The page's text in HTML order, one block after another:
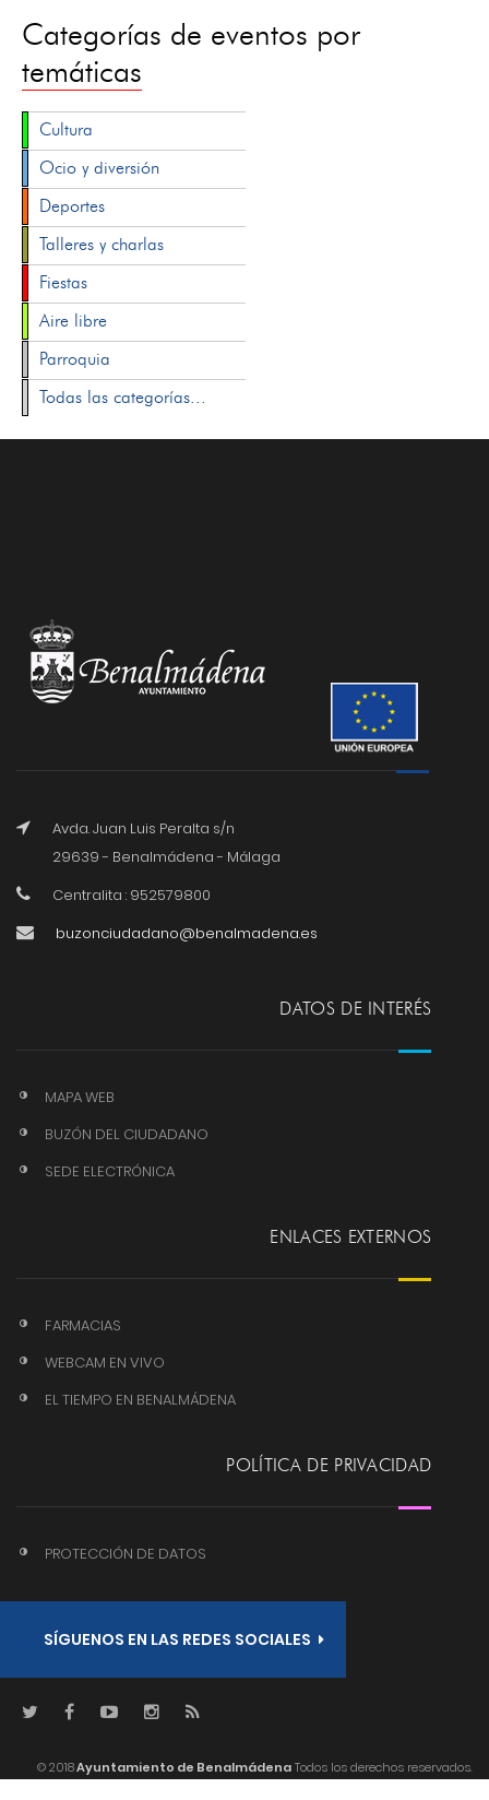
Categorías de eventos por
temáticas
Cultura
Ocio y diversión
Deportes
Talleres y charlas
Fiestas
Aire libre
Parroquia
Todas las categorías...
Avda. Juan Luis Peralta s/n
29639 - Benalmádena - Málaga
Centralita : 952579800
buzonciudadano@benalmadena.es
DATOS DE INTERÉS
MAPA WEB
BUZÓN DEL CIUDADANO
SEDE ELECTRÓNICA
ENLACES EXTERNOS
FARMACIAS
WEBCAM EN VIVO
EL TIEMPO EN BENALMÁDENA
POLÍTICA DE PRIVACIDAD
PROTECCIÓN DE DATOS
SÍGUENOS EN LAS REDES SOCIALES
© 2018Ayuntamiento de BenalmádenaTodos los derechos reservados.